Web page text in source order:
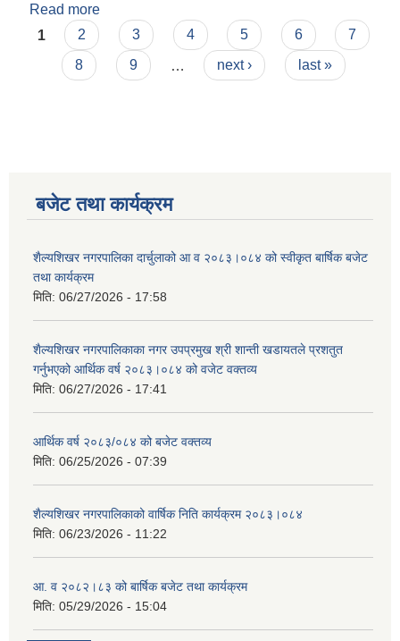
Read more
विनियम पहिलो संशोधन २०८३
Pages
1 2 3 4 5 6
7
8
9 next › last »
बजेट तथा कार्यक्रम
शैल्यशिखर नगरपालिका दार्चुलाको आ व २०८३।०८४ को स्वीकृत बार्षिक बजेट
तथा कार्यक्रम
मिति: 06/27/2026 - 17:58
शैल्यशिखर नगरपालिकाका नगर उपप्रमुख श्री शान्ती खडायतले प्रशतुत
गर्नुभएको आर्थिक वर्ष २०८३।०८४ को वजेट वक्तव्य
मिति: 06/27/2026 - 17:41
आर्थिक वर्ष २०८३/०८४ को बजेट वक्तव्य
मिति: 06/25/2026 - 07:39
शैल्यशिखर नगरपालिकाको वार्षिक निति कार्यक्रम २०८३।०८४
मिति: 06/23/2026 - 11:22
आ. व २०८२।८३ को बार्षिक बजेट तथा कार्यक्रम
मिति: 05/29/2026 - 15:04